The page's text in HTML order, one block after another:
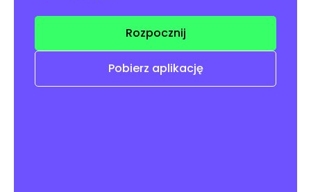
Rozpocznij
Pobierz aplikację